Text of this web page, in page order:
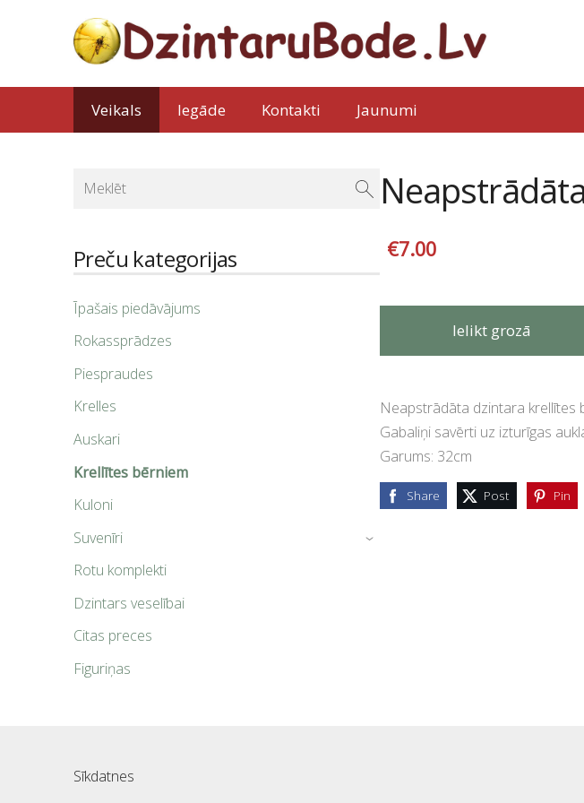
Veikals Iegāde Kontakti Jaunumi
Preču kategorijas
Īpašais piedāvājums
Rokassprādzes
Piespraudes
Krelles
Auskari
Krellītes bērniem
Kuloni
Suvenīri
›
Rotu komplekti
Dzintars veselībai
Citas preces
Figuriņas
€7.00
Ielikt grozā
Neapstrādāta dzintara krellītes
Gabaliņi savērti uz izturīgas
Garums: 32cm
Share Post Pin
Sīkdatnes